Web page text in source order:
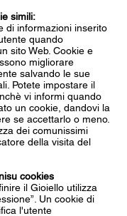
simili:
di informazioni inserito
quando
sito Web. Cookie e
migliorare
salvando le sue
Potete impostare il
vi informi quando
un cookie, dandovi la
se accettarlo o meno.
dei comunissimi
della visita del
cookies
il Gioiello utilizza
Un cookie di
l'utente